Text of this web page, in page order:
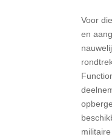
Voor
en